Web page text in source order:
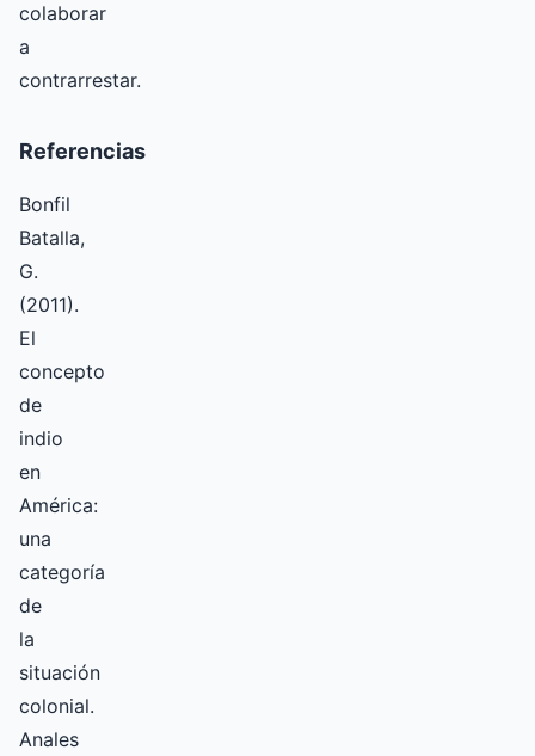
colaborar
a
contrarrestar.
Referencias
Bonfil
Batalla,
G.
(2011).
El
concepto
de
indio
en
América:
una
categoría
de
la
situación
colonial.
Anales